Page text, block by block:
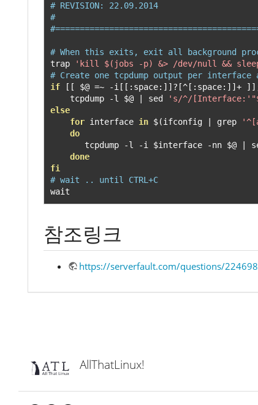
# REVISION: 22.09.2014
#
# When this exits, exit all background
trap
'kill $(jobs -p) &> /dev/null &&
# Create one tcpdump output per
if
[[ $@ =~ -i [[: space:]]?[^[: space:]]+
    tcpdump
-l $@ sed 's/^/
else
for interface in $(ifconfig grep
do
       tcpdump
-l -i $interface -nn $@
done
fi
# wait .. until CTRL+C
wait
참조링크
https://serverfault.com/questions/
AllThatLinux!